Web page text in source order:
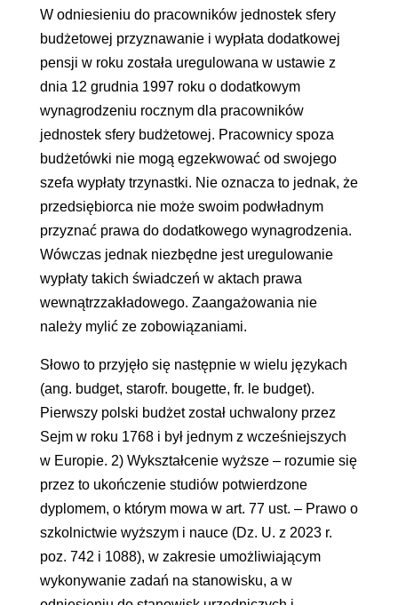
W odniesieniu do pracowników jednostek sfery
budżetowej przyznawanie i wypłata dodatkowej
pensji w roku została uregulowana w ustawie z
dnia 12 grudnia 1997 roku o dodatkowym
wynagrodzeniu rocznym dla pracowników
jednostek sfery budżetowej. Pracownicy spoza
budżetówki nie mogą egzekwować od swojego
szefa wypłaty trzynastki. Nie oznacza to jednak, że
przedsiębiorca nie może swoim podwładnym
przyznać prawa do dodatkowego wynagrodzenia.
Wówczas jednak niezbędne jest uregulowanie
wypłaty takich świadczeń w aktach prawa
wewnątrzzakładowego. Zaangażowania nie
należy mylić ze zobowiązaniami.
Słowo to przyjęło się następnie w wielu językach
(ang. budget, starofr. bougette, fr. le budget).
Pierwszy polski budżet został uchwalony przez
Sejm w roku 1768 i był jednym z wcześniejszych
w Europie. 2) Wykształcenie wyższe – rozumie się
przez to ukończenie studiów potwierdzone
dyplomem, o którym mowa w art. 77 ust. – Prawo o
szkolnictwie wyższym i nauce (Dz. U. z 2023 r.
poz. 742 i 1088), w zakresie umożliwiającym
wykonywanie zadań na stanowisku, a w